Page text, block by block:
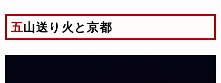
五山送り火と京都